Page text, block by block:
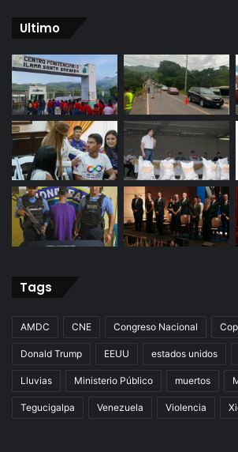
Ultimo
Tags
AMDC CNE Congreso Nacional
Donald Trump EEUU estados unidos
Lluvias Ministerio Público muertos
Tegucigalpa Venezuela Violencia